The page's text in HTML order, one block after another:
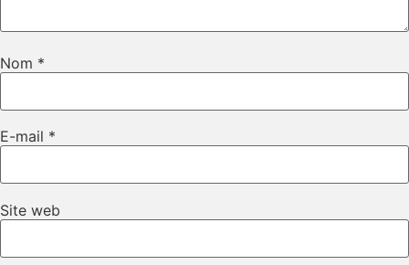
Nom *
E-mail *
Site web